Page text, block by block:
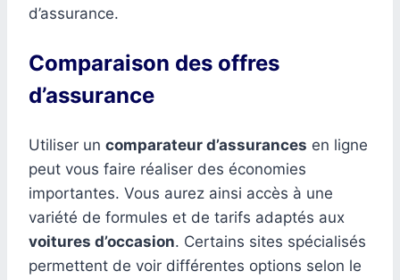
d’assurance.
Comparaison des offres
d’assurance
Utiliser un comparateur d’assurances en ligne
peut vous faire réaliser des économies
importantes. Vous aurez ainsi accès à une
variété de formules et de tarifs adaptés aux
voitures d’occasion. Certains sites spécialisés
permettent de voir différentes options selon le